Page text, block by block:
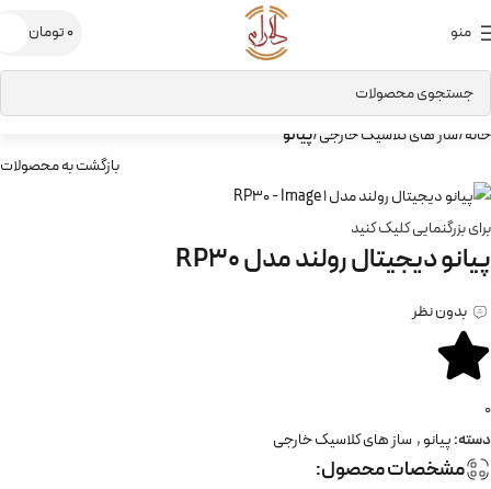
منو 0تومان
خانه ساز های کلاسیک خارجی پیانو
بازگشت به محصولات
برای بزرگنمایی کلیک کنید
پیانو دیجیتال رولند مدل RP30
بدون نظر
0
دسته:پیانو, ساز های کلاسیک خارجی
مشخصات محصول: